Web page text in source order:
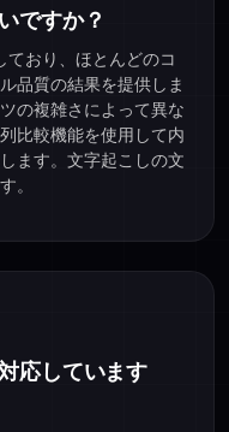
ですか？
おり、ほとんどのコ
品質の結果を提供しま
の複雑さによって異な
比較機能を使用して内
ます。文字起こしの文
。
応しています